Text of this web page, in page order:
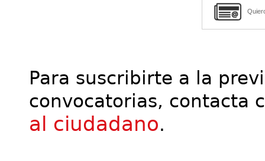
Para suscribirte a la
convocatorias, contacta
al ciudadano.